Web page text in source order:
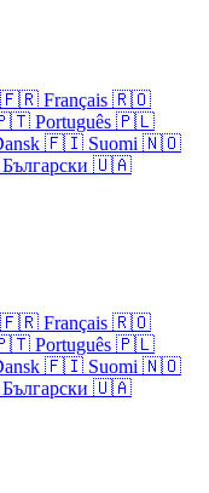
🇫🇷 Français 🇷🇴
Português 🇵🇱
🇫🇮 Suomi 🇳🇴
Български 🇺🇦
🇫🇷 Français 🇷🇴
Português 🇵🇱
🇫🇮 Suomi 🇳🇴
Български 🇺🇦